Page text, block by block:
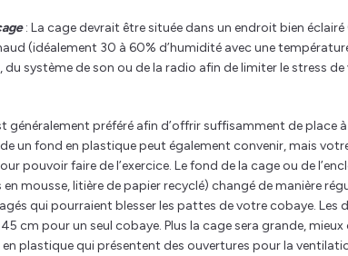
: La cage devrait être située dans un endroit bien
(idéalement 30 à 60% d’humidité avec une
du système de son ou de la radio afin de limiter le stress
généralement préféré afin d’offrir suffisamment de place
un fond en plastique peut également convenir, mais
pouvoir faire de l’exercice. Le fond de la cage ou de
mousse, litière de papier recyclé) changé de manière
qui pourraient blesser les pattes de votre cobaye. Les
cm pour un seul cobaye. Plus la cage sera grande,
plastique qui présentent des ouvertures pour la